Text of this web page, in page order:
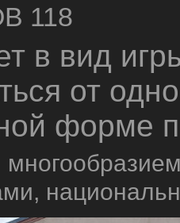
118
в вид
от
форме